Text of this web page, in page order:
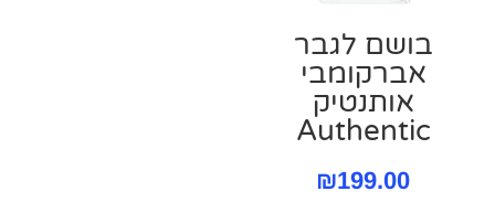
בושם לגבר
אברקומבי
אותנטיק
Authentic
₪199.00